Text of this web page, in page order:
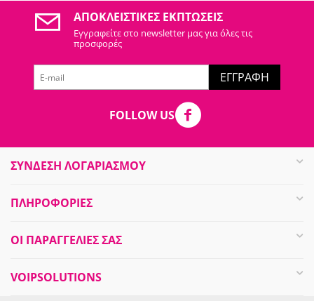
ΑΠΟΚΛΕΙΣΤΙΚΈΣ ΕΚΠΤΏΣΕΙΣ
Εγγραφείτε στo newsletter μας για όλες τις
προσφορές
ΕΓΓΡΑΦΉ
FOLLOW US
ΣΥΝΔΕΣΗ ΛΟΓΑΡΙΑΣΜΟΥ​
ΠΛΗΡΟΦΟΡΊΕΣ
ΟΙ ΠΑΡΑΓΓΕΛΊΕΣ​ ΣΑΣ
VOIPSOLUTIONS